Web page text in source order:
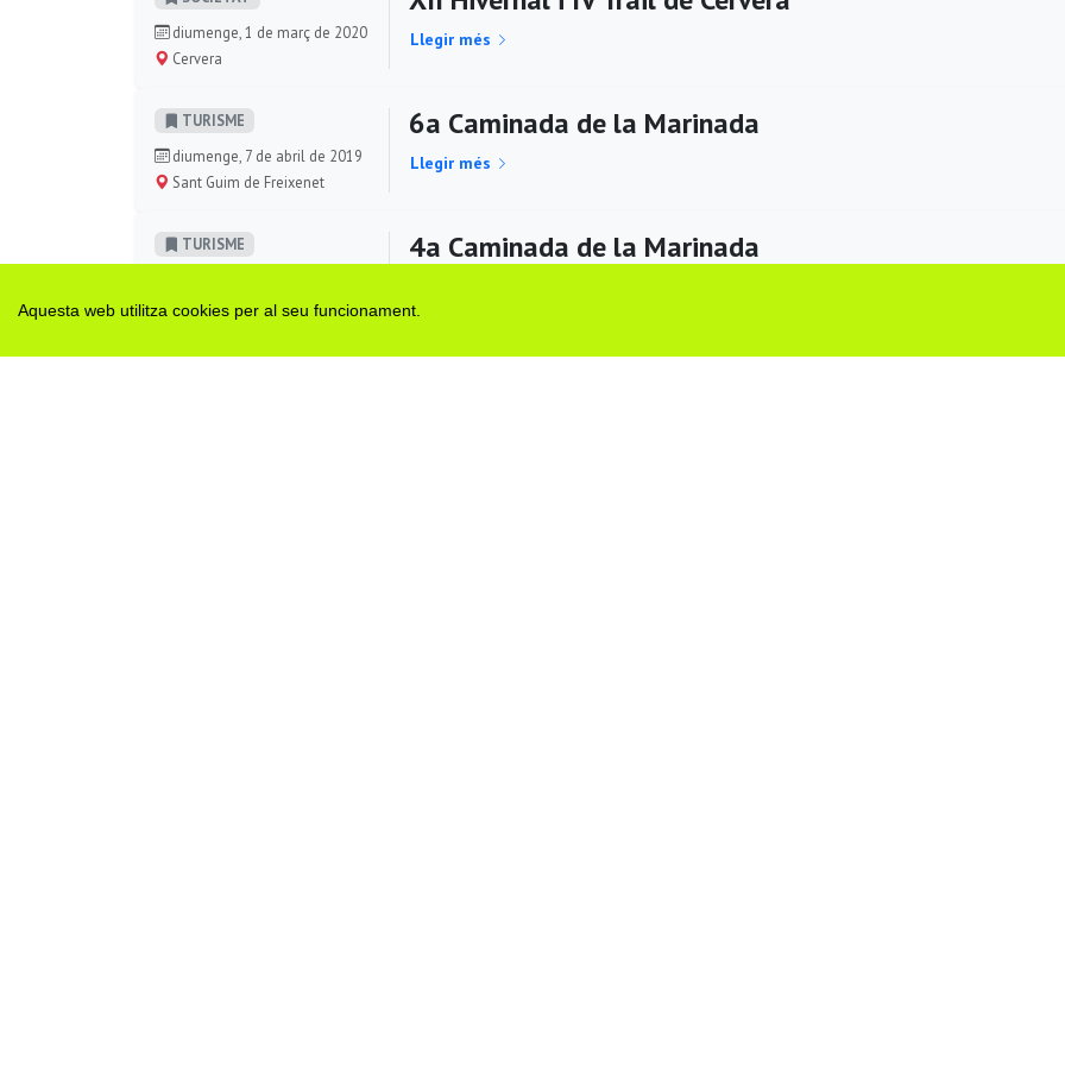
Aquesta web utilitza cookies per al seu funcionament.
diumenge, 1 de març de 2020
Cervera
Llegir més
TURISME
diumenge, 7 de abril de 2019
Sant Guim de Freixenet
6a Caminada de la Marinada
Llegir més
TURISME
Sant Guim de Freixenet
4a Caminada de la Marinada